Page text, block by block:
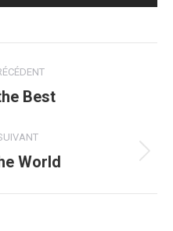
Best
World